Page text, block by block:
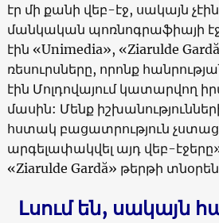
էր մի քանի վեբ-էջ, սակայն
մանկական պոռնոգրաֆիայի
էին «Unimedia», «Ziarulde
ռեսուրսները, որոնք
էին Մոլդովայում կատարվող
մասին: Մենք
հստակ բացատրություն
արգելափակվել այդ վեբ-
«Ziarulde Gardă» թերթի
Լսում են, սակայն